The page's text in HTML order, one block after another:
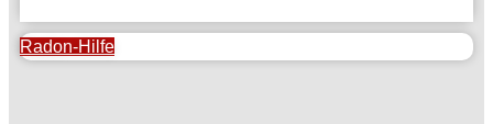
Radon-Hilfe